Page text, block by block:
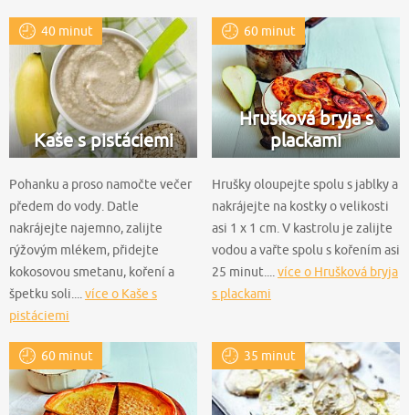
40 minut
Kaše s pistáciemi
Pohanku a proso namočte večer
předem do vody. Datle
nakrájejte najemno, zalijte
rýžovým mlékem, přidejte
kokosovou smetanu, koření a
špetku soli....více o Kaše s
pistáciemi
60 minut
Hrušková bryja s
plackami
Hrušky oloupejte spolu s jablky a
nakrájejte na kostky o velikosti
asi 1 x 1 cm. V kastrolu je zalijte
vodou a vařte spolu s kořením asi
25 minut....více o Hrušková bryja
s plackami
60 minut 35 minut